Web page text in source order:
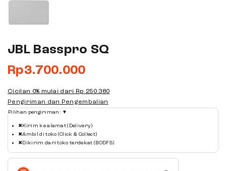
JBL Basspro SQ
Rp3.700.000
Cicilan 0% mulai dari Rp 250.380
Pengiriman dan Pengembalian
Pilihan pengiriman: ▼
✖ Kirim ke alamat (Delivery)
✖Ambil di toko (Click & Collect)
✖ Dikirim dari toko terdekat (BODFS)